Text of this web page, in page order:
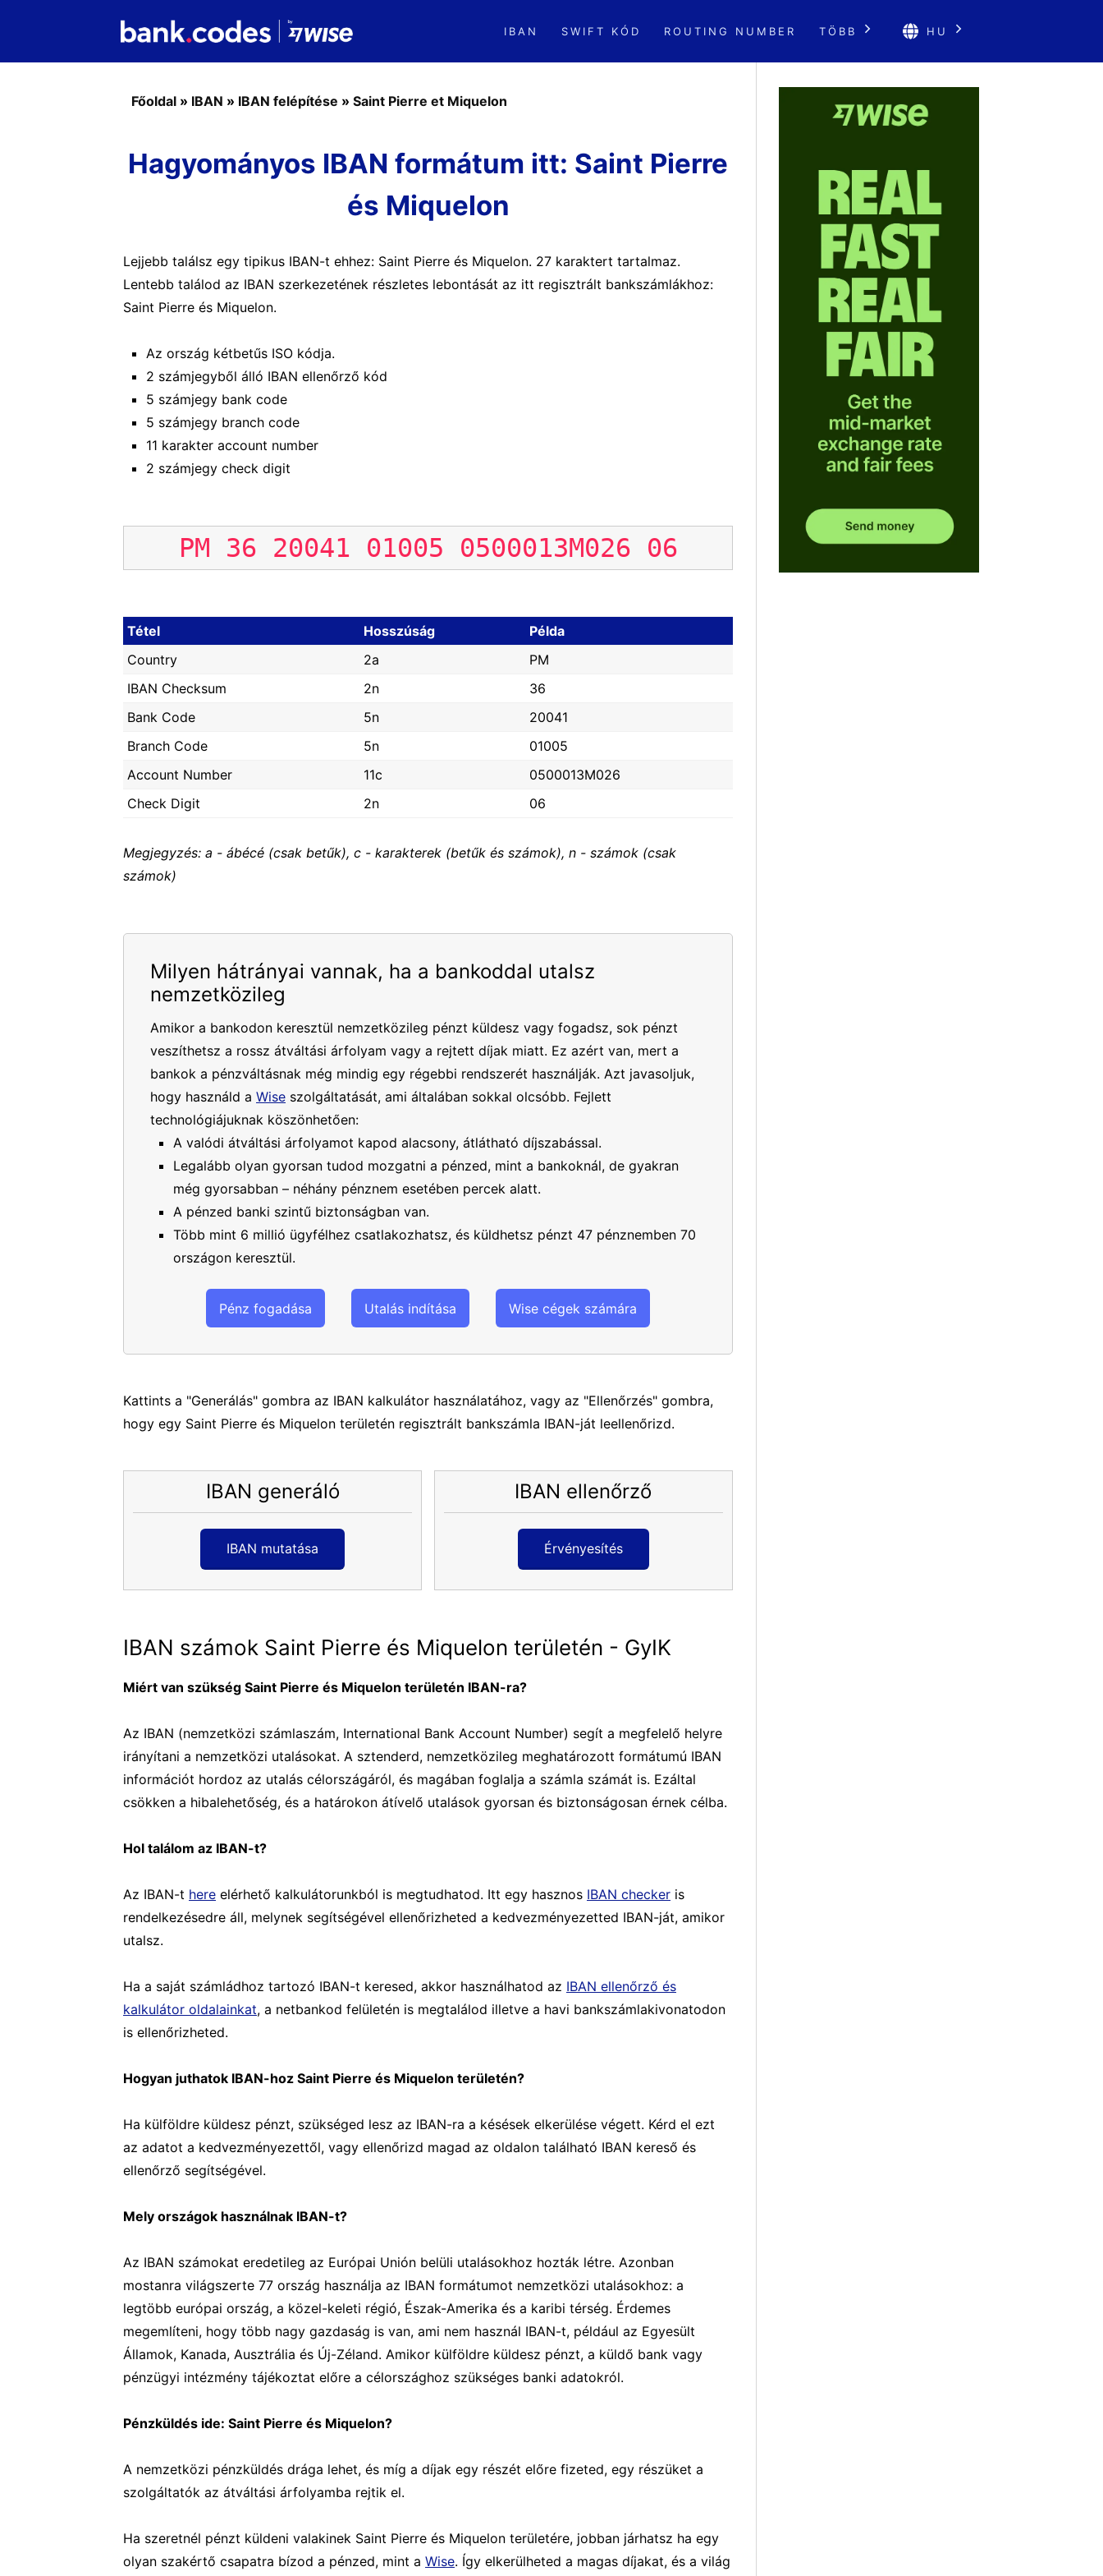
IBAN SWIFT KÓD ROUTING NUMBER TÖBB HU
Főoldal » IBAN » IBAN felépítése » Saint Pierre et Miquelon
Hagyományos IBAN formátum itt: Saint Pierre
és Miquelon
Lejjebb találsz egy tipikus IBAN-t ehhez: Saint Pierre és Miquelon. 27 karaktert tartalmaz.
Lentebb találod az IBAN szerkezetének részletes lebontását az itt regisztrált bankszámlákhoz:
Saint Pierre és Miquelon.
Az ország kétbetűs ISO kódja.
2 számjegyből álló IBAN ellenőrző kód
5 számjegy bank code
5 számjegy branch code
11 karakter account number
2 számjegy check digit
PM 36 20041 01005 0500013M026 06
Tétel Hosszúság
Példa
Country
2a
PM
IBAN Checksum
2n
36
Bank Code
5n
20041
Branch Code
5n
01005
Account Number
11c
0500013M026
Check Digit
2n 06
Megjegyzés: a - ábécé (csak betűk), c - karakterek (betűk és számok), n - számok (csak
számok)
Milyen hátrányai vannak, ha a bankoddal utalsz
nemzetközileg
Amikor a bankodon keresztül nemzetközileg pénzt küldesz vagy fogadsz, sok pénzt
veszíthetsz a rossz átváltási árfolyam vagy a rejtett díjak miatt. Ez azért van, mert a
bankok a pénzváltásnak még mindig egy régebbi rendszerét használják. Azt javasoljuk,
hogy használd a Wise szolgáltatását, ami általában sokkal olcsóbb. Fejlett
technológiájuknak köszönhetően:
A valódi átváltási árfolyamot kapod alacsony, átlátható díjszabással.
Legalább olyan gyorsan tudod mozgatni a pénzed, mint a bankoknál, de gyakran
még gyorsabban – néhány pénznem esetében percek alatt.
A pénzed banki szintű biztonságban van.
Több mint 6 millió ügyfélhez csatlakozhatsz, és küldhetsz pénzt 47 pénznemben 70
országon keresztül.
Pénz fogadása Utalás indítása Wise cégek számára
Kattints a "Generálás" gombra az IBAN kalkulátor használatához, vagy az "Ellenőrzés" gombra,
hogy egy Saint Pierre és Miquelon területén regisztrált bankszámla IBAN-ját leellenőrizd.
IBAN generáló
IBAN mutatása
IBAN ellenőrző
Érvényesítés
IBAN számok Saint Pierre és Miquelon területén - GyIK
Miért van szükség Saint Pierre és Miquelon területén IBAN-ra?
Az IBAN (nemzetközi számlaszám, International Bank Account Number) segít a megfelelő helyre
irányítani a nemzetközi utalásokat. A sztenderd, nemzetközileg meghatározott formátumú IBAN
információt hordoz az utalás célországáról, és magában foglalja a számla számát is. Ezáltal
csökken a hibalehetőség, és a határokon átívelő utalások gyorsan és biztonságosan érnek célba.
Hol találom az IBAN-t?
Az IBAN-t here elérhető kalkulátorunkból is megtudhatod. Itt egy hasznos IBAN checker is
rendelkezésedre áll, melynek segítségével ellenőrizheted a kedvezményezetted IBAN-ját, amikor
utalsz.
Ha a saját számládhoz tartozó IBAN-t keresed, akkor használhatod az IBAN ellenőrző és
kalkulátor oldalainkat, a netbankod felületén is megtalálod illetve a havi bankszámlakivonatodon
is ellenőrizheted.
Hogyan juthatok IBAN-hoz Saint Pierre és Miquelon területén?
Ha külföldre küldesz pénzt, szükséged lesz az IBAN-ra a késések elkerülése végett. Kérd el ezt
az adatot a kedvezményezettől, vagy ellenőrizd magad az oldalon található IBAN kereső és
ellenőrző segítségével.
Mely országok használnak IBAN-t?
Az IBAN számokat eredetileg az Európai Unión belüli utalásokhoz hozták létre. Azonban
mostanra világszerte 77 ország használja az IBAN formátumot nemzetközi utalásokhoz: a
legtöbb európai ország, a közel-keleti régió, Észak-Amerika és a karibi térség. Érdemes
megemlíteni, hogy több nagy gazdaság is van, ami nem használ IBAN-t, például az Egyesült
Államok, Kanada, Ausztrália és Új-Zéland. Amikor külföldre küldesz pénzt, a küldő bank vagy
pénzügyi intézmény tájékoztat előre a célországhoz szükséges banki adatokról.
Pénzküldés ide: Saint Pierre és Miquelon?
A nemzetközi pénzküldés drága lehet, és míg a díjak egy részét előre fizeted, egy részüket a
szolgáltatók az átváltási árfolyamba rejtik el.
Ha szeretnél pénzt küldeni valakinek Saint Pierre és Miquelon területére, jobban járhatsz ha egy
olyan szakértő csapatra bízod a pénzed, mint a Wise. Így elkerülheted a magas díjakat, és a világ